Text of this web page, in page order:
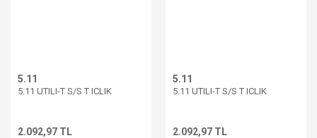
5.11
5.11 UTILI-T S/S T ICLIK
2.092,97 TL
5.11
5.11 UTILI-T S/S T ICLIK
2.092,97 TL